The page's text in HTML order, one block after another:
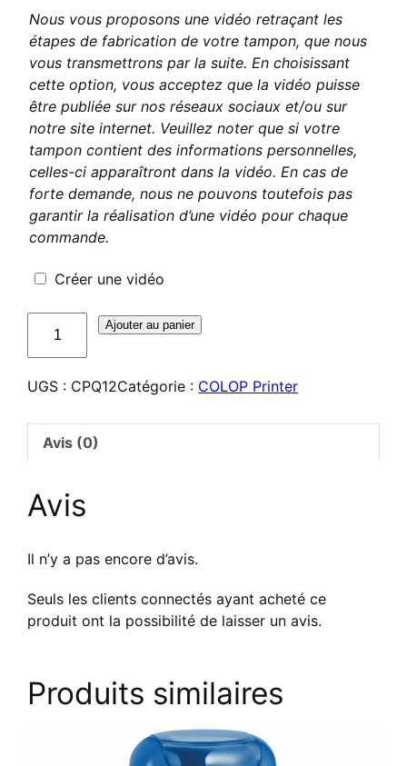
Nous vous proposons une vidéo retraçant les
étapes de fabrication de votre tampon, que nous
vous transmettrons par la suite. En choisissant
cette option, vous acceptez que la vidéo puisse
être publiée sur nos réseaux sociaux et/ou sur
notre site internet. Veuillez noter que si votre
tampon contient des informations personnelles,
celles-ci apparaîtront dans la vidéo. En cas de
forte demande, nous ne pouvons toutefois pas
garantir la réalisation d’une vidéo pour chaque
commande.
Créer une vidéo
Printer
Tampon
Ajouter au panier
UGS : CPQ12Catégorie : COLOP Printer
Avis (0)
Avis
Il n’y a pas encore d’avis.
Seuls les clients connectés ayant acheté ce
produit ont la possibilité de laisser un avis.
Produits similaires